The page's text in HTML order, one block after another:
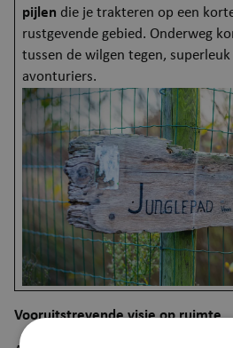
pijlen die je trakteren op een
rustgevende gebied. Onderweg
tussen de wilgen tegen,
avonturiers.
Afbeelding
Vooruitstrevende visie op ruimte